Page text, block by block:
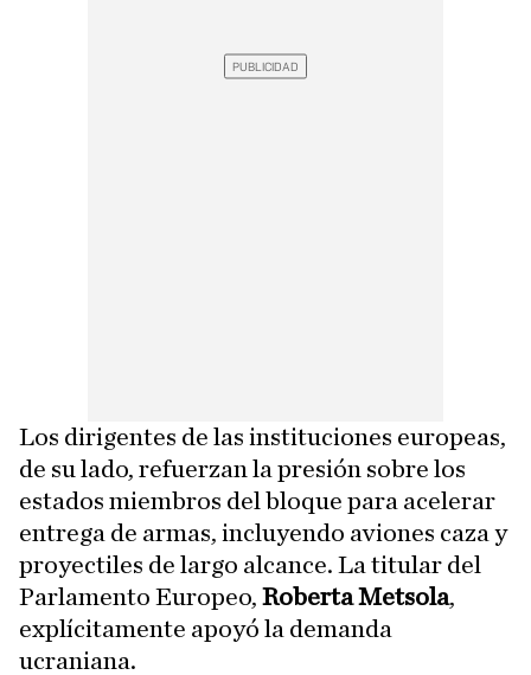
Los dirigentes de las instituciones europeas,
de su lado, refuerzan la presión sobre los
estados miembros del bloque para acelerar
entrega de armas, incluyendo aviones caza y
proyectiles de largo alcance. La titular del
Parlamento Europeo, Roberta Metsola,
explícitamente apoyó la demanda
ucraniana.